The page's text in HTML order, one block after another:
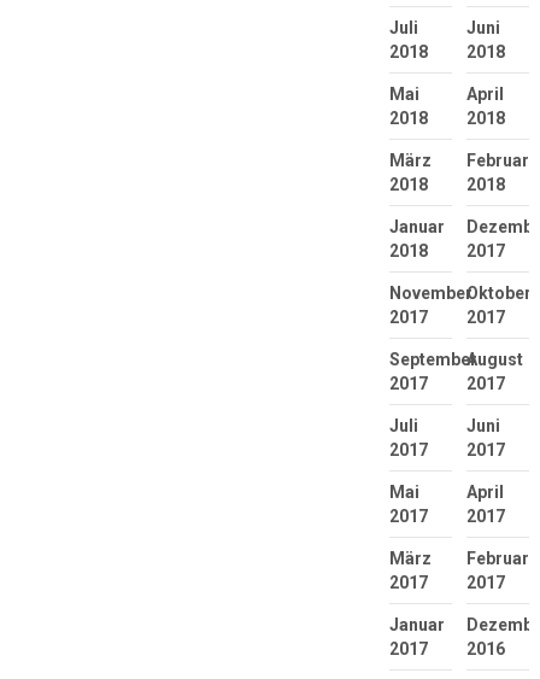
Juli
2018
Juni
2018
Mai
2018
April
2018
März
2018
Februar
2018
Januar
2018
2017
November
2017
Oktober
2017
September
2017
August
2017
Juli
2017
Juni
2017
Mai
2017
April
2017
März
2017
Februar
2017
Januar
2017
2016